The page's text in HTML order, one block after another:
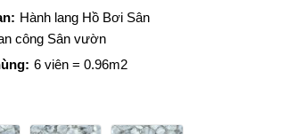
Hành lang Hồ Bơi Sân
công Sân vườn
6 viên = 0.96m2